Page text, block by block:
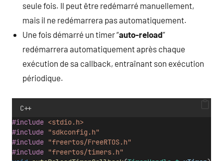
seule fois. Il peut être redémarré manuellement,
mais il ne redémarrera pas automatiquement.
Une fois démarré un timer “auto-reload”
redémarrera automatiquement après chaque
exécution de sa callback, entraînant son exécution
périodique.
C++
#include <stdio.h>
#include "sdkconfig.h"
#include "freertos/FreeRTOS.h"
#include "freertos/timers.h"